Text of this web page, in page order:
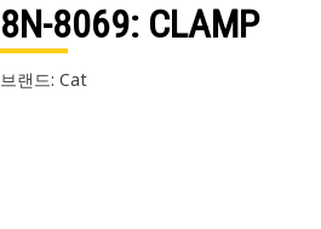
8N-8069: CLAMP
브랜드: Cat